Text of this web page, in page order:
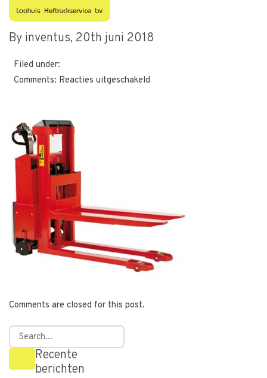
self-maxi-2
By inventus, 20th juni 2018
Filed under:
Comments: Reacties uitgeschakeld
Comments are closed for this post.
Recente
berichten